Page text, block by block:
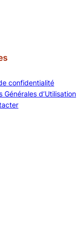
confidentialité
Générales d’Utilisation